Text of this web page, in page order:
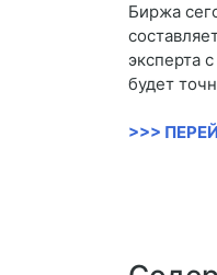
Биржа
эксперта
будет
>>>